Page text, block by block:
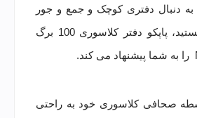
دنبال دفتری کوچک و جمع و جور
اما کاربردی هستید، پاپکو دفتر کلاسوری 100 برگ
صحافی کلاسوری خود به راحتی